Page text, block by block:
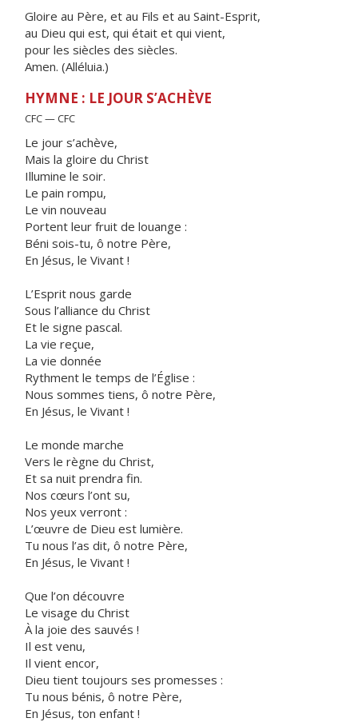
Gloire au Père, et au Fils et au Saint-Esprit,
au Dieu qui est, qui était et qui vient,
pour les siècles des siècles.
Amen. (Alléluia.)
HYMNE : LE JOUR S’ACHÈVE
CFC — CFC
Le jour s’achève,
Mais la gloire du Christ
Illumine le soir.
Le pain rompu,
Le vin nouveau
Portent leur fruit de louange :
Béni sois-tu, ô notre Père,
En Jésus, le Vivant !
L’Esprit nous garde
Sous l’alliance du Christ
Et le signe pascal.
La vie reçue,
La vie donnée
Rythment le temps de l’Église :
Nous sommes tiens, ô notre Père,
En Jésus, le Vivant !
Le monde marche
Vers le règne du Christ,
Et sa nuit prendra fin.
Nos cœurs l’ont su,
Nos yeux verront :
L’œuvre de Dieu est lumière.
Tu nous l’as dit, ô notre Père,
En Jésus, le Vivant !
Que l’on découvre
Le visage du Christ
À la joie des sauvés !
Il est venu,
Il vient encor,
Dieu tient toujours ses promesses :
Tu nous bénis, ô notre Père,
En Jésus, ton enfant !